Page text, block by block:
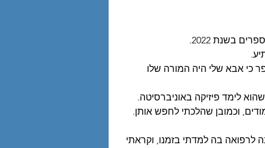
בשנת 2022.
כי אבא שלי היה המורה שלו
לימד פיזיקה באוניברסיטה.
וכמובן שהלכתי לחפש אותן.
לרפואה בה למדתי בזמנו, וקראתי